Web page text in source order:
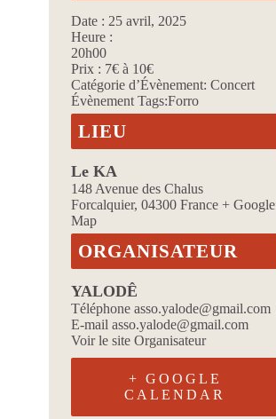
Date : 25 avril, 2025
Heure :
20h00
Prix : 7€ à 10€
Catégorie d’Évènement: Concert
Évènement Tags:Forro
LIEU
Le KA
148 Avenue des Chalus
Forcalquier, 04300 France + Google
Map
ORGANISATEUR
YALODÊ
Téléphone asso.yalode@gmail.com
E-mail asso.yalode@gmail.com
Voir le site Organisateur
+ GOOGLE
CALENDAR